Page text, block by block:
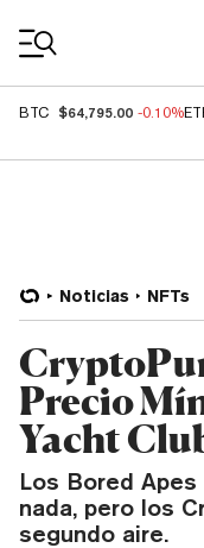
BTC $64,795.00 -0.10%
Noticias NFTs
Precio
Yacht
Los Bored
nada, pero los
segundo aire.